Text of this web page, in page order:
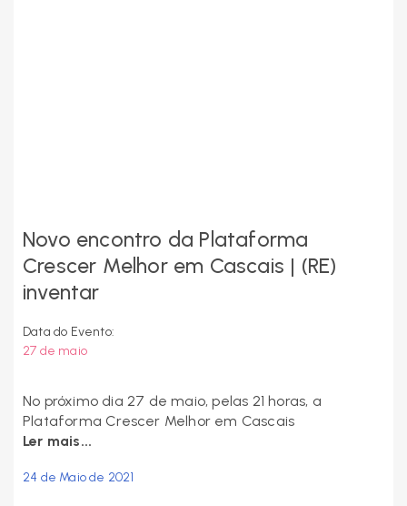
Novo encontro da Plataforma
Crescer Melhor em Cascais | (RE)
inventar
Data do Evento:
27 de maio
No próximo dia 27 de maio, pelas 21 horas, a
Plataforma Crescer Melhor em Cascais
Ler mais...
24 de Maio de 2021